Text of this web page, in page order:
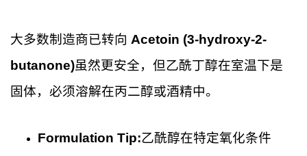
大多数制造商已转向 Acetoin (3-hydroxy-2-
butanone)虽然更安全，但乙酰丁醇在室温下是
固体，必须溶解在丙二醇或酒精中。
Formulation Tip:乙酰醇在特定氧化条件